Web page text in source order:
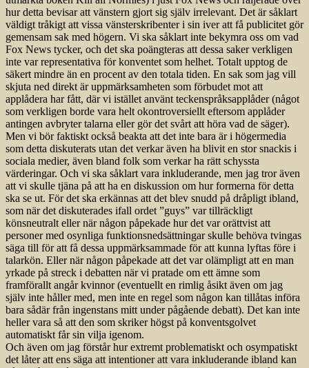
hur detta bevisar att vänstern gjort sig själv irrelevant. Det är såklart
väldigt tråkigt att vissa vänsterskribenter i sin iver att få publicitet gör
gemensam sak med högern. Vi ska såklart inte bekymra oss om vad
Fox News tycker, och det ska poängteras att dessa saker verkligen
inte var representativa för konventet som helhet. Totalt upptog de
säkert mindre än en procent av den totala tiden. En sak som jag vill
skjuta ned direkt är uppmärksamheten som förbudet mot att
applådera har fått, där vi istället använt teckenspråksapplåder (något
som verkligen borde vara helt okontroversiellt eftersom applåder
antingen avbryter talarna eller gör det svårt att höra vad de säger).
Men vi bör faktiskt också beakta att det inte bara är i högermedia
som detta diskuterats utan det verkar även ha blivit en stor snackis i
sociala medier, även bland folk som verkar ha rätt schyssta
värderingar. Och vi ska såklart vara inkluderande, men jag tror även
att vi skulle tjäna på att ha en diskussion om hur formerna för detta
ska se ut. För det ska erkännas att det blev snudd på dråpligt ibland,
som när det diskuterades ifall ordet ”guys” var tillräckligt
könsneutralt eller när någon påpekade hur det var orättvist att
personer med osynliga funktionsnedsättningar skulle behöva tvingas
säga till för att få dessa uppmärksammade för att kunna lyftas före i
talarkön. Eller när någon påpekade att det var olämpligt att en man
yrkade på streck i debatten när vi pratade om ett ämne som
framförallt angår kvinnor (eventuellt en rimlig åsikt även om jag
själv inte håller med, men inte en regel som någon kan tillåtas införa
bara sådär från ingenstans mitt under pågående debatt). Det kan inte
heller vara så att den som skriker högst på konventsgolvet
automatiskt får sin vilja igenom.
Och även om jag förstår hur extremt problematiskt och osympatiskt
det låter att ens säga att intentioner att vara inkluderande ibland kan